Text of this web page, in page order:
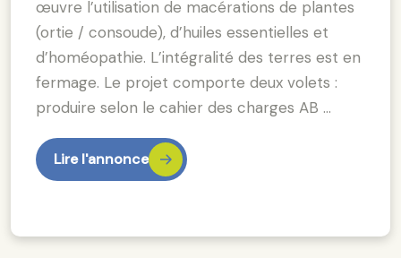
œuvre l’utilisation de macérations de plantes
(ortie / consoude), d’huiles essentielles et
d’homéopathie. L’intégralité des terres est en
fermage. Le projet comporte deux volets :
produire selon le cahier des charges AB …
Lire l'annonce